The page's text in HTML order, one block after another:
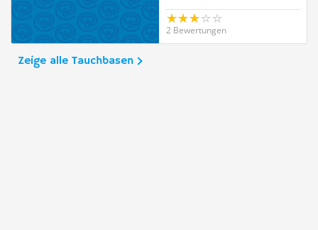
2 Bewertungen
Zeige alle Tauchbasen